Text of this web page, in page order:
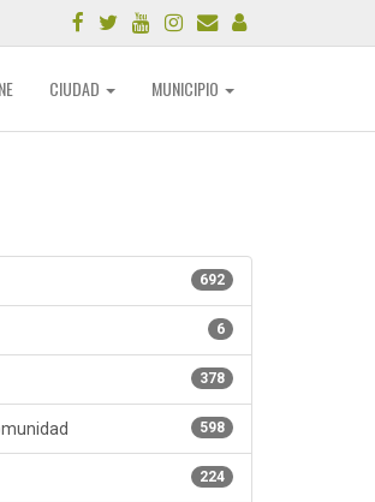
CIUDAD MUNICIPIO
692
6
378
598
224